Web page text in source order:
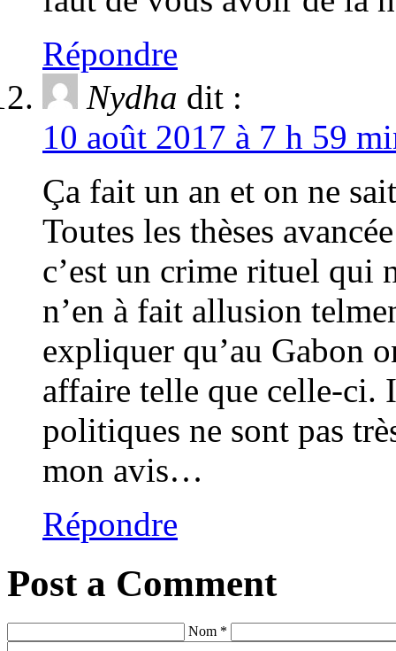
Répondre
Nydha dit :
10 août 2017 à 7 h 59
Ça fait un an et on ne
Toutes les thèses
c’est un crime rituel qui
n’en à fait allusion
expliquer qu’au Gabon
affaire telle que celle-ci.
politiques ne sont pas
mon avis…
Répondre
Post a Comment
Nom *